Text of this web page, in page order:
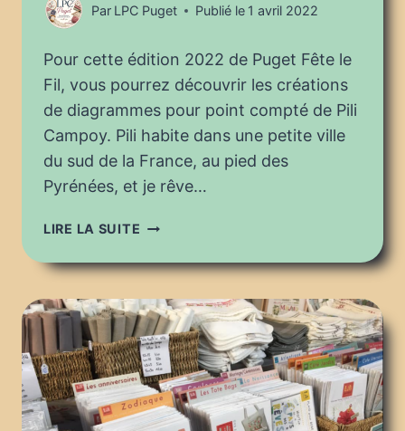
Par LPC Puget Publié le 1 avril 2022
Pour cette édition 2022 de Puget Fête le
Fil, vous pourrez découvrir les créations
de diagrammes pour point compté de Pili
Campoy. Pili habite dans une petite ville
du sud de la France, au pied des
Pyrénées, et je rêve…
LIRE LA SUITE PUGET
LE
2022
LINPULSION